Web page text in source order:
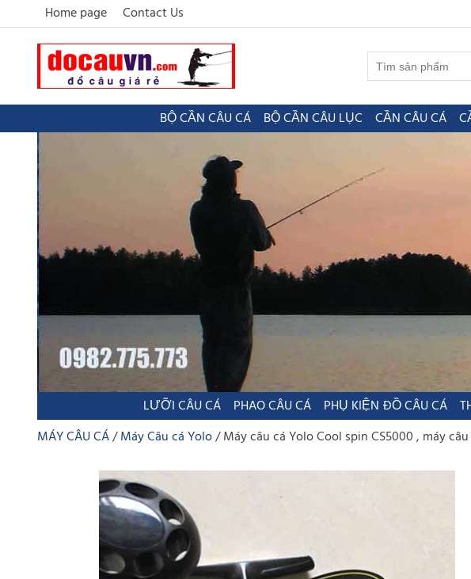
Home page Contact Us
BỘ CẦN CÂU CÁ BỘ CẦN CÂU LỤC CẦN CÂU CÁ
LƯỠI CÂU CÁ PHAO CÂU CÁ PHỤ KIỆN ĐỒ CÂU CÁ
MÁY CÂU CÁ Máy Câu cá Yolo Máy câu cá Yolo Cool spin CS5000 , máy